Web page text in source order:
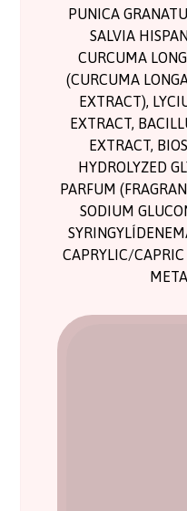
PUNICA
SALVIA
CURCUMA
(CURCUMA
EXTRACT),
EXTRACT,
EXTRACT,
HYDROLYZED
PARFUM
SODIUM
CAPRYLIC/